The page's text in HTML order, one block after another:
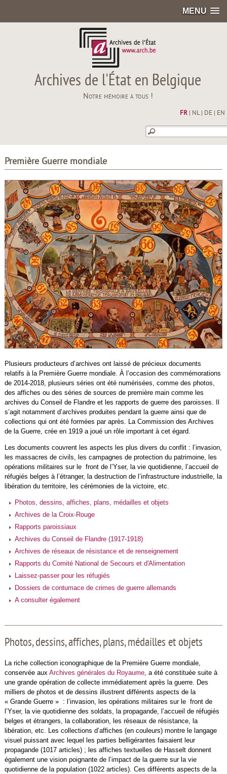
MENU
Archives de l'État en Belgique
Notre mémoire à tous !
FR| NL| DE EN
Première Guerre mondiale
Plusieurs producteurs d’archives ont laissé de précieux documents
relatifs à la Première Guerre mondiale. À l’occasion des commémorations
de 2014-2018, plusieurs séries ont été numérisées, comme des photos,
des affiches ou des séries de sources de première main comme les
archives du Conseil de Flandre et les rapports de guerre des paroisses. Il
s’agit notamment d’archives produites pendant la guerre ainsi que de
collections qui ont été formées par après. La Commission des Archives
de la Guerre, crée en 1919 a joué un rôle important à cet égard.
Les documents couvrent les aspects les plus divers du conflit : l’invasion,
les massacres de civils, les campagnes de protection du patrimoine, les
opérations militaires sur le front de l’Yser, la vie quotidienne, l’accueil de
réfugiés belges à l’étranger, la destruction de l’infrastructure industrielle, la
libération du territoire, les cérémonies de la victoire, etc.
Photos, dessins, affiches, plans, médailles et objets
Archives de la Croix-Rouge
Rapports paroissiaux
Archives du Conseil de Flandre (1917-1918)
Archives de réseaux de résistance et de renseignement
Rapports du Comité National de Secours et d'Alimentation
Laissez-passer pour les réfugiés
Dossiers de contumace de crimes de guerre allemands
A consulter également
Photos, dessins, affiches, plans, médailles et objets
La riche collection iconographique de la Première Guerre mondiale,
conservée aux Archives générales du Royaume, a été constituée suite à
une grande opération de collecte immédiatement après la guerre. Des
milliers de photos et de dessins illustrent différents aspects de la
« Grande Guerre » : l’invasion, les opérations militaires sur le front de
l’Yser, la vie quotidienne des soldats, la propagande, l’accueil de réfugiés
belges et étrangers, la collaboration, les réseaux de résistance, la
libération, etc. Les collections d’affiches (en couleurs) montre le langage
visuel puissant avec lequel les parties belligérantes faisaient leur
propagande (1017 articles) ; les affiches textuelles de Hasselt donnent
également une vision poignante de l’impact de la guerre sur la vie
quotidienne de la population (1022 articles). Ces différents aspects de la